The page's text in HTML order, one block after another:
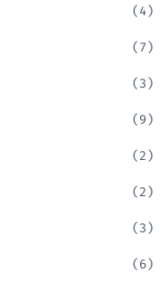
(4)
(7)
(3)
(9)
(2)
(2)
(3)
(6)